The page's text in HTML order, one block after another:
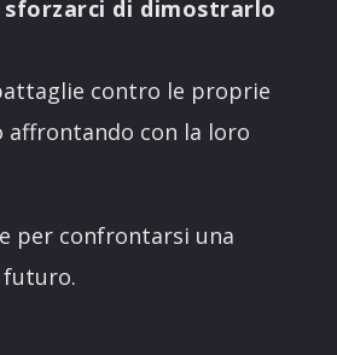
sforzarci di dimostrarlo
contro le proprie
affrontando con la loro
e per confrontarsi una
futuro.